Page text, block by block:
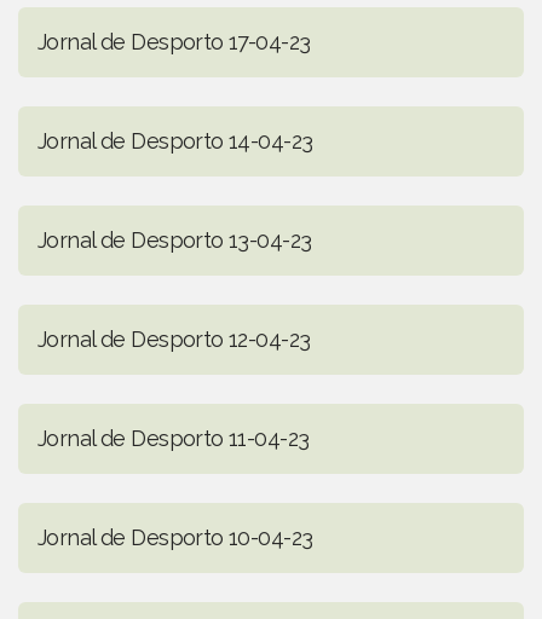
Jornal de Desporto 17-04-23
Jornal de Desporto 14-04-23
Jornal de Desporto 13-04-23
Jornal de Desporto 12-04-23
Jornal de Desporto 11-04-23
Jornal de Desporto 10-04-23